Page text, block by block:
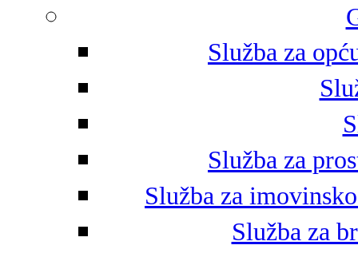
Služba za
Služba za
Služba za
Služba za